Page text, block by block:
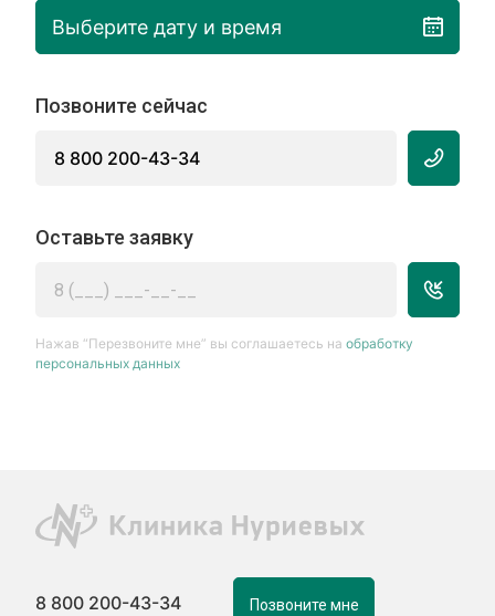
Выберите дату и время
Позвоните сейчас
8 800 200-43-34
Оставьте заявку
Нажав “Перезвоните мне” вы соглашаетесь наобработку
персональных данных
8 800 200-43-34 Позвоните мне